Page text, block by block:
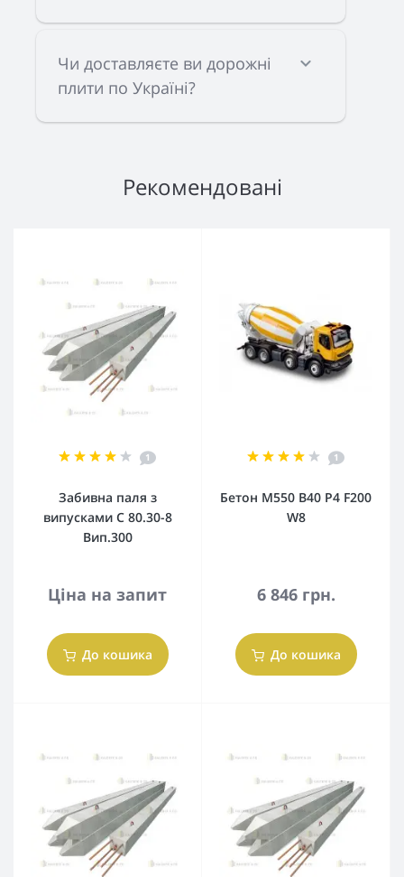
Чи доставляєте ви дорожні
плити по Україні?
Рекомендовані
1
Забивна паля з
випусками С 80.30-8
Вип.300
Ціна на запит
До кошика
1
Бетон М550 В40 Р4 F200
W8
6 846 грн.
До кошика